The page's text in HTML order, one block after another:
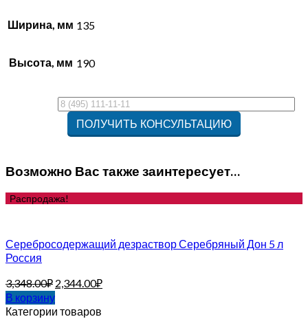
Ширина, мм 135
Высота, мм 190
Возможно Вас также заинтересует…
Распродажа!
Серебросодержащий дезраствор Серебряный Дон 5 л
Россия
3,348.00₽ 2,344.00₽
В корзину
Категории товаров